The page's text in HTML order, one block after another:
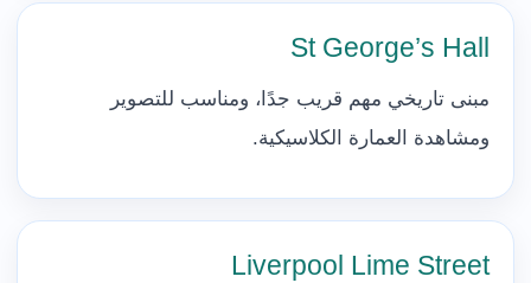
St George’s Hall
مبنى تاريخي مهم قريب جدًا، ومناسب للتصوير
ومشاهدة العمارة الكلاسيكية.
Liverpool Lime Street